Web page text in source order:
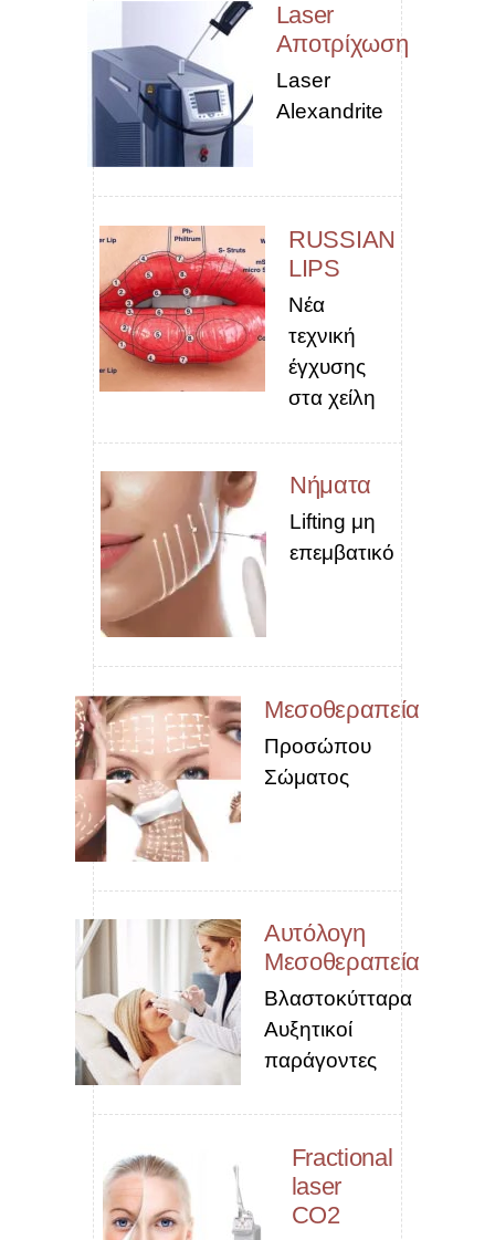
Laser
Αποτρίχωση
Laser
Alexandrite
RUSSIAN
LIPS
Νέα
τεχνική
έγχυσης
στα χείλη
Νήματα
Lifting μη
επεμβατικό
Μεσοθεραπεία
Προσώπου
Σώματος
Αυτόλογη
Μεσοθεραπεία
Βλαστοκύτταρα
Αυξητικοί
παράγοντες
Fractional
laser
CO2